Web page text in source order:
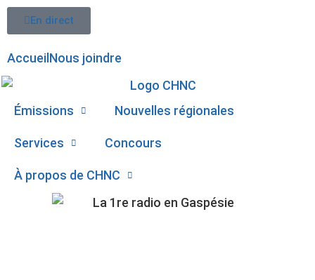
En direct
Accueil Nous joindre
Émissions Nouvelles régionales
Services Concours
À propos de CHNC